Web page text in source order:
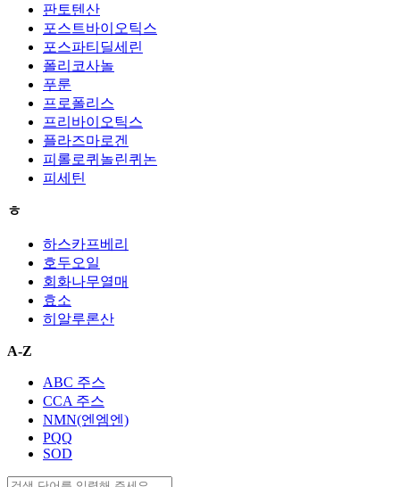
판토텐산
포스트바이오틱스
포스파티딜세린
폴리코사놀
푸룬
프로폴리스
프리바이오틱스
플라즈마로겐
피롤로퀴놀린퀴논
피세틴
ㅎ
하스카프베리
호두오일
회화나무열매
효소
히알루론산
A-Z
ABC 주스
CCA 주스
NMN(엔엠엔)
PQQ
SOD